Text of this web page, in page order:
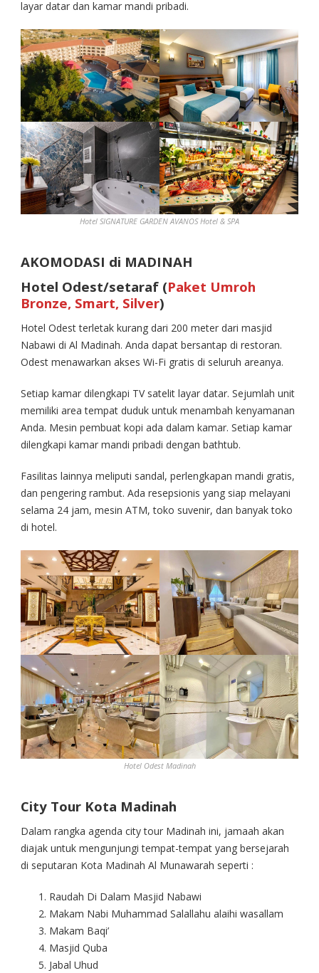
layar datar dan kamar mandi pribadi.
Hotel SIGNATURE GARDEN AVANOS Hotel & SPA
AKOMODASI di MADINAH
Hotel Odest/setaraf (Paket Umroh
Bronze, Smart, Silver)
Hotel Odest terletak kurang dari 200 meter dari masjid
Nabawi di Al Madinah. Anda dapat bersantap di restoran.
Odest menawarkan akses Wi-Fi gratis di seluruh areanya.
Setiap kamar dilengkapi TV satelit layar datar. Sejumlah unit
memiliki area tempat duduk untuk menambah kenyamanan
Anda. Mesin pembuat kopi ada dalam kamar. Setiap kamar
dilengkapi kamar mandi pribadi dengan bathtub.
Fasilitas lainnya meliputi sandal, perlengkapan mandi gratis,
dan pengering rambut. Ada resepsionis yang siap melayani
selama 24 jam, mesin ATM, toko suvenir, dan banyak toko
di hotel.
Hotel Odest Madinah
City Tour Kota Madinah
Dalam rangka agenda city tour Madinah ini, jamaah akan
diajak untuk mengunjungi tempat-tempat yang bersejarah
di seputaran Kota Madinah Al Munawarah seperti :
Raudah Di Dalam Masjid Nabawi
Makam Nabi Muhammad Salallahu alaihi wasallam
Makam Baqi’
Masjid Quba
Jabal Uhud